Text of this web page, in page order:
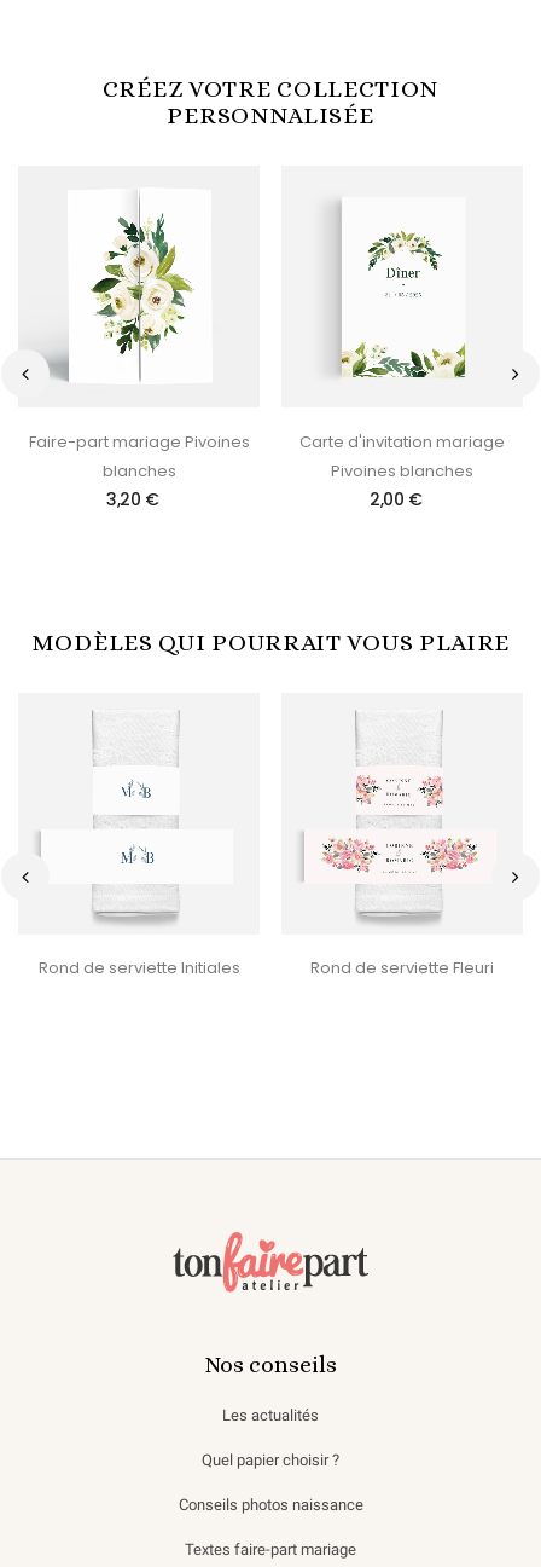
CRÉEZ VOTRE COLLECTION
PERSONNALISÉE
Faire-part mariage Pivoines
blanches
3,20 €
Carte d'invitation mariage
Pivoines blanches
2,00 €
MODÈLES QUI POURRAIT VOUS PLAIRE
Rond de serviette Initiales Rond de serviette Fleuri
Nos conseils
Les actualités
Quel papier choisir ?
Conseils photos naissance
Textes faire-part mariage